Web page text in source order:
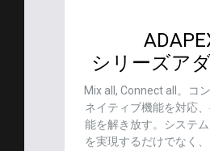
シリーズア
Mix all, Connect all。コ
ネイティブ機能を対応
能を解き放す。システ
を実現するだけでなく